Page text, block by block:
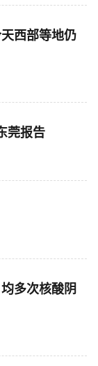
西部等地仍
莞报告
多次核酸阴